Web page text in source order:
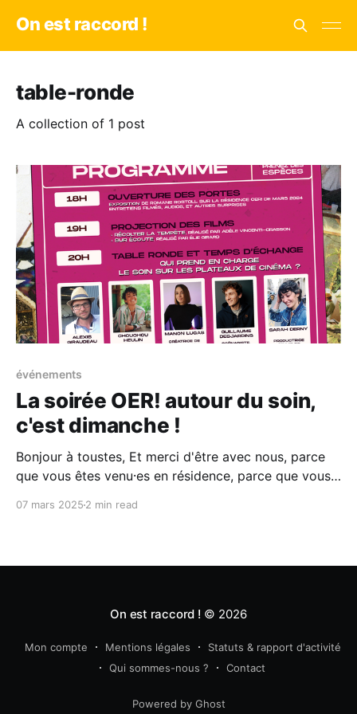
On est raccord !
table-ronde
A collection of 1 post
événements
La soirée OER! autour du soin,
c'est dimanche !
Bonjour à toustes, Et merci d'être avec nous, parce
que vous êtes venu⸱es en résidence, parce que vous
07 mars 2025 2 min read
On est raccord ! © 2026
Mon compte Mentions légales
Statuts & rapport d'activité
Qui sommes-nous ?
Contact
Powered by Ghost